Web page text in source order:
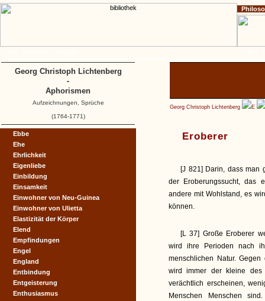
Georg Christoph Lichtenberg E
Eroberer
[J 821] Darin, dass man
der Eroberungssucht, das
andere mit Wohlstand, es
können.
[L 37] Große Eroberer
wird ihre Perioden nach
menschlichen Natur.
wird immer der kleine des
verächtlich erscheinen,
Menschen Menschen
Ebbe
Ehe
Ehrlichkeit
Eigenliebe
Einbildung
Einsamkeit
Einwohner von Neu-Guinea
Einwohner von Ulietta
Elastizität der Körper
Elend
Empfindungen
Engel
England
Entbindung
Entgeisterung
Enthusiasmus
Georg Christoph Lichtenberg
-
Aphorismen
Aufzeichnungen, Sprüche
(1764-1771)